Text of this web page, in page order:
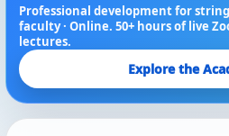
Professional development for
faculty · Online. 50+ hours of live
lectures.
Explore the